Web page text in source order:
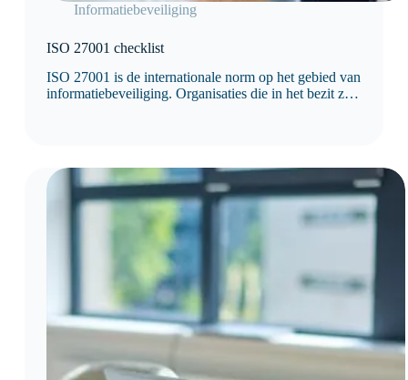
Informatiebeveiliging
ISO 27001 checklist
ISO 27001 is de internationale norm op het gebied van
informatiebeveiliging. Organisaties die in het bezit zijn
gevoelige gegevens. Met onze ISO 27001 checklist zie
je in één oogopslag aan welke eisen je al voldoet en
wat nog moet gebeuren.